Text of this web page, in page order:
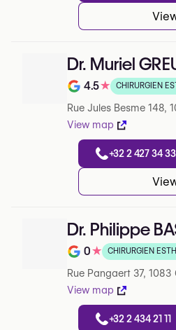
Dr. Muriel
Note de 4.5 sur 5
4.5★ CHIRURGIEN
Rue Jules Besme 148,
View map
+32 2 427 34 33
Dr. Philippe
Note de 0 sur 5 sur
0★ CHIRURGIEN
Rue Pangaert 37, 1083
View map
+32 2 434 21 11